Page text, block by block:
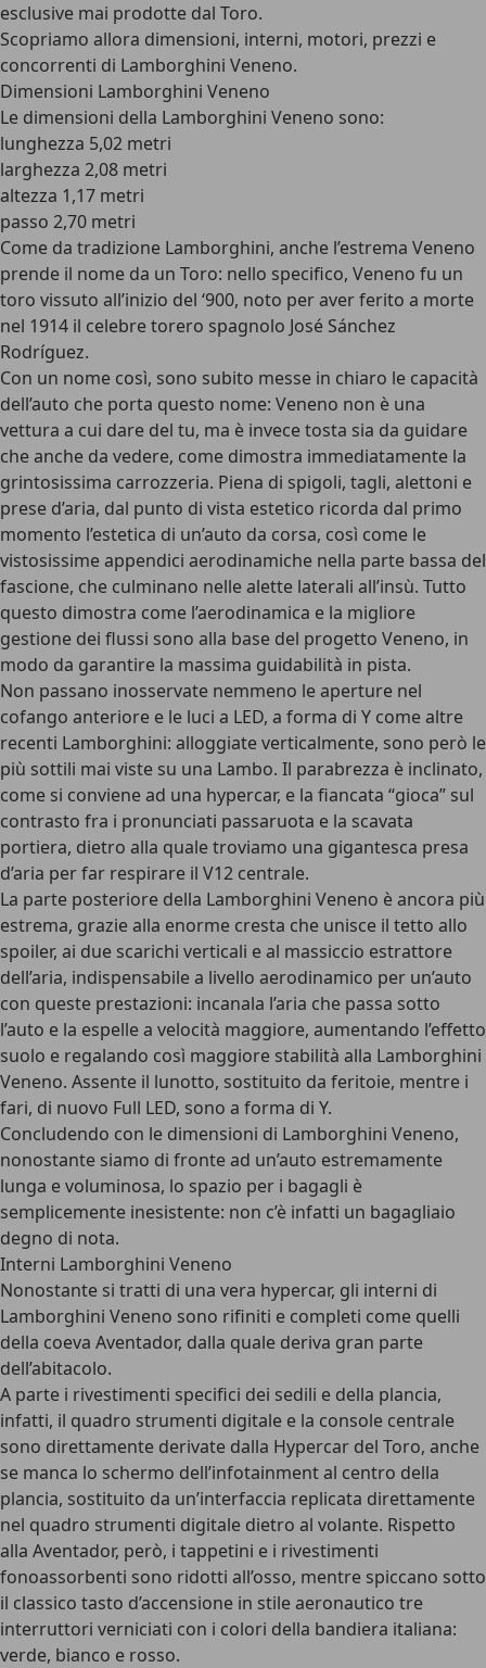
esclusive mai prodotte dal Toro.
Scopriamo allora dimensioni, interni, motori, prezzi e
concorrenti di Lamborghini Veneno.
Dimensioni Lamborghini Veneno
Le dimensioni della Lamborghini Veneno sono:
lunghezza 5,02 metri
larghezza 2,08 metri
altezza 1,17 metri
passo 2,70 metri
Come da tradizione Lamborghini, anche l’estrema Veneno
prende il nome da un Toro: nello specifico, Veneno fu un
toro vissuto all’inizio del ‘900, noto per aver ferito a morte
nel 1914 il celebre torero spagnolo José Sánchez
Rodríguez.
Con un nome così, sono subito messe in chiaro le capacità
dell’auto che porta questo nome: Veneno non è una
vettura a cui dare del tu, ma è invece tosta sia da guidare
che anche da vedere, come dimostra immediatamente la
grintosissima carrozzeria. Piena di spigoli, tagli, alettoni e
prese d’aria, dal punto di vista estetico ricorda dal primo
momento l’estetica di un’auto da corsa, così come le
vistosissime appendici aerodinamiche nella parte bassa del
fascione, che culminano nelle alette laterali all’insù. Tutto
questo dimostra come l’aerodinamica e la migliore
gestione dei flussi sono alla base del progetto Veneno, in
modo da garantire la massima guidabilità in pista.
Non passano inosservate nemmeno le aperture nel
cofango anteriore e le luci a LED, a forma di Y come altre
recenti Lamborghini: alloggiate verticalmente, sono però le
più sottili mai viste su una Lambo. Il parabrezza è inclinato,
come si conviene ad una hypercar, e la fiancata “gioca” sul
contrasto fra i pronunciati passaruota e la scavata
portiera, dietro alla quale troviamo una gigantesca presa
d’aria per far respirare il V12 centrale.
La parte posteriore della Lamborghini Veneno è ancora più
estrema, grazie alla enorme cresta che unisce il tetto allo
spoiler, ai due scarichi verticali e al massiccio estrattore
dell’aria, indispensabile a livello aerodinamico per un’auto
con queste prestazioni: incanala l’aria che passa sotto
l’auto e la espelle a velocità maggiore, aumentando l’effetto
suolo e regalando così maggiore stabilità alla Lamborghini
Veneno. Assente il lunotto, sostituito da feritoie, mentre i
fari, di nuovo Full LED, sono a forma di Y.
Concludendo con le dimensioni di Lamborghini Veneno,
nonostante siamo di fronte ad un’auto estremamente
lunga e voluminosa, lo spazio per i bagagli è
semplicemente inesistente: non c’è infatti un bagagliaio
degno di nota.
Interni Lamborghini Veneno
Nonostante si tratti di una vera hypercar, gli interni di
Lamborghini Veneno sono rifiniti e completi come quelli
della coeva Aventador, dalla quale deriva gran parte
dell’abitacolo.
A parte i rivestimenti specifici dei sedili e della plancia,
infatti, il quadro strumenti digitale e la console centrale
sono direttamente derivate dalla Hypercar del Toro, anche
se manca lo schermo dell’infotainment al centro della
plancia, sostituito da un’interfaccia replicata direttamente
nel quadro strumenti digitale dietro al volante. Rispetto
alla Aventador, però, i tappetini e i rivestimenti
fonoassorbenti sono ridotti all’osso, mentre spiccano sotto
il classico tasto d’accensione in stile aeronautico tre
interruttori verniciati con i colori della bandiera italiana:
verde, bianco e rosso.